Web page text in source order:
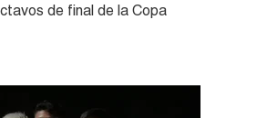
de final de la Copa